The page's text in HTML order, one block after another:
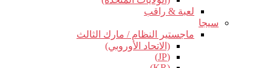
لعبة & راقب
سيجا
ماجستير النظام / مارك الثالث
(الاتحاد الأوروبي)
(JP)